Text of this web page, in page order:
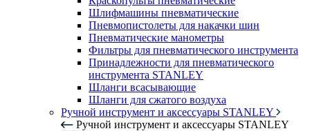
Шлифмашины пневматические
Пневмопистолеты для накачки шин
Пневматические манометры
Фильтры для пневматического инструмента
Принадлежности для пневматического
инструмента STANLEY
Шланги всасывающие
Шланги для сжатого воздуха
Ручной инструмент и аксессуары STANLEY
Ручной инструмент и аксессуары STANLEY